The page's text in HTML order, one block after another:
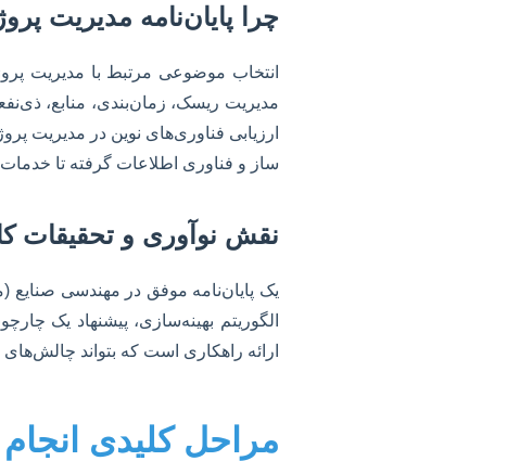
چرا پایان‌نامه مدیریت
انتخاب موضوعی مرتبط با مدیریت
مدیریت ریسک، زمان‌بندی، منابع،
ارزیابی فناوری‌های نوین در مدیریت
ساز و فناوری اطلاعات گرفته تا خدمات
نقش نوآوری و تحقیقات
یک پایان‌نامه موفق در مهندسی صنایع
الگوریتم بهینه‌سازی، پیشنهاد یک
ارائه راهکاری است که بتواند
مراحل کلیدی